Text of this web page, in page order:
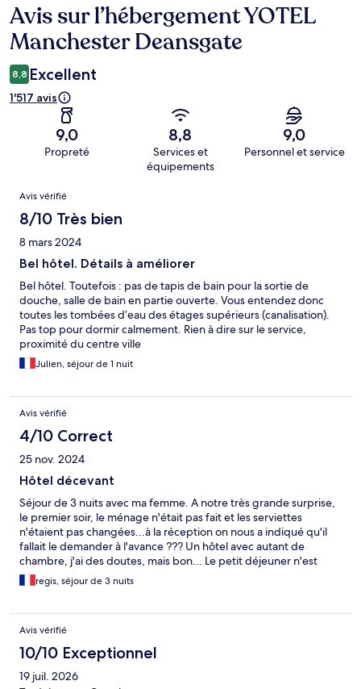
Avis
Avis sur l’hébergement YOTEL
Manchester Deansgate
8,8 Excellent
1'517 avis
9,0
Propreté
8,8
Services et
équipements
9,0
Personnel et service
Avis
Avis vérifié
8/10 Très bien
8 mars 2024
Bel hôtel. Détails à améliorer
Bel hôtel. Toutefois : pas de tapis de bain pour la sortie de
douche, salle de bain en partie ouverte. Vous entendez donc
toutes les tombées d’eau des étages supérieurs (canalisation).
Pas top pour dormir calmement. Rien à dire sur le service,
proximité du centre ville
Julien, séjour de 1 nuit
Avis vérifié
4/10 Correct
25 nov. 2024
Hôtel décevant
Séjour de 3 nuits avec ma femme. A notre très grande surprise,
le premier soir, le ménage n'était pas fait et les serviettes
n'étaient pas changées...à la réception on nous a indiqué qu'il
fallait le demander à l'avance ??? Un hôtel avec autant de
chambre, j'ai des doutes, mais bon... Le petit déjeuner n'est
servi qi'à partir de 8h ??? Quid du petit déjeuner si vous devez
partir en visite en groupe organisé... Tant pour le ménage que
indiqué avant la réservation.
regis, séjour de 3 nuits
Avis vérifié
10/10 Exceptionnel
19 juil. 2026